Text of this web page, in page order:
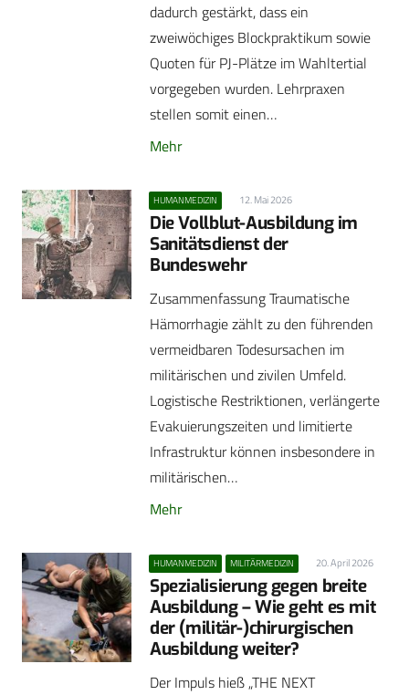
dadurch gestärkt, dass ein
zweiwöchiges Blockpraktikum sowie
Quoten für PJ-Plätze im Wahltertial
vorgegeben wurden. Lehrpraxen
stellen somit einen…
Mehr
HUMANMEDIZIN 12. Mai 2026
Die Vollblut-Ausbildung im
Sanitätsdienst der
Bundeswehr
Zusammenfassung Traumatische
Hämorrhagie zählt zu den führenden
vermeidbaren Todesursachen im
militärischen und zivilen Umfeld.
Logistische Restriktionen, verlängerte
Evakuierungszeiten und limitierte
Infrastruktur können insbesondere in
militärischen…
Mehr
HUMANMEDIZIN MILITÄRMEDIZIN 20. April 2026
Spezialisierung gegen breite
Ausbildung – Wie geht es mit
der (militär-)chirurgischen
Ausbildung weiter?
Der Impuls hieß „THE NEXT